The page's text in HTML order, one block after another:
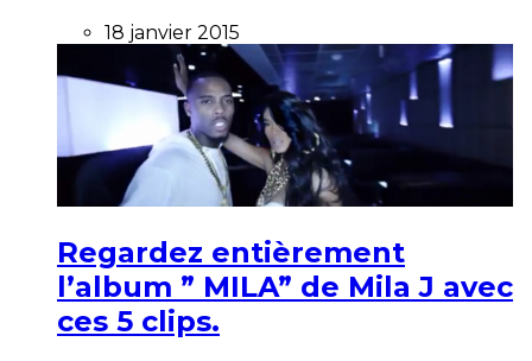
18 janvier 2015
Regardez entièrement
l’album ” MILA” de Mila J avec
ces 5 clips.